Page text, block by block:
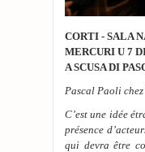
CORTI - SALA
MERCURI U 7
A SCUSA DI
Pascal Paoli chez
C’est une idée
présence
qui devra être